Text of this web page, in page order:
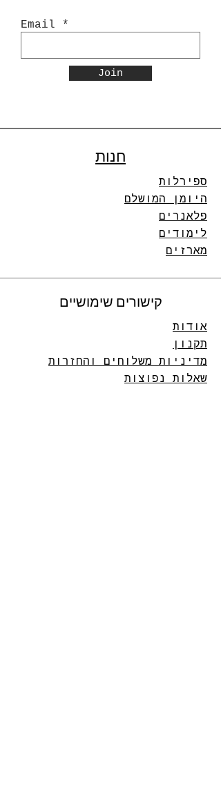
Email
Join
חנות
ספירלות
היומן המושלם
פלאנרים
לימודים
מארזים
קישורים שימושיים
אודות
תקנון
מדיניות משלוחים והחזרות
שאלות נפוצות